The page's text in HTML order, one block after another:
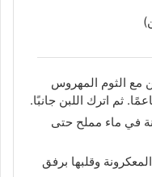
مع الثوم المهروس
ثم اترك اللبن جانبًا.
في ماء مملح حتى
وقلبها برفق